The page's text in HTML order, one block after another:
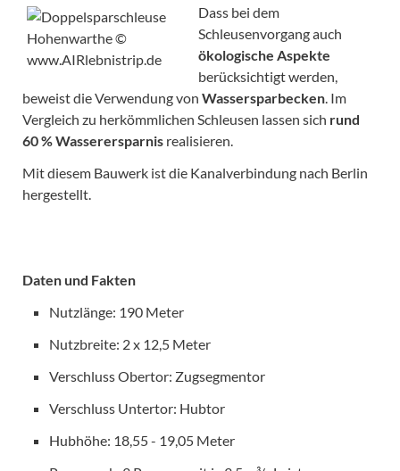
Dass bei dem
Schleusenvorgang auch
ökologische Aspekte
berücksichtigt werden,
beweist die Verwendung von Wassersparbecken . Im
Vergleich zu herkömmlichen Schleusen lassen sich rund
60 % Wasserersparnis realisieren.
Mit diesem Bauwerk ist die Kanalver­bindung nach Berlin
hergestellt.
Daten und Fakten
Nutzlänge: 190 Meter
Nutzbreite: 2 x 12,5 Meter
Verschluss Obertor: Zugsegmentor
Verschluss Untertor: Hubtor
Hubhöhe: 18,55 - 19,05 Meter